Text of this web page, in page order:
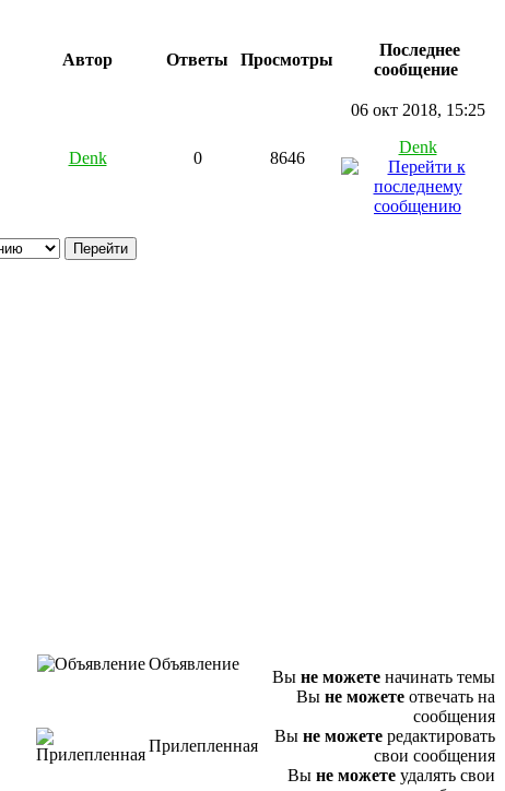
Автор Ответы Просмотры
Последнее
сообщение
Denk 0 8646
06 окт 2018, 15:25
Denk
Объявление
Прилепленная
Вы не можете начинать темы
Вы не можете отвечать на
сообщения
Вы не можете редактировать
свои сообщения
Вы не можете удалять свои